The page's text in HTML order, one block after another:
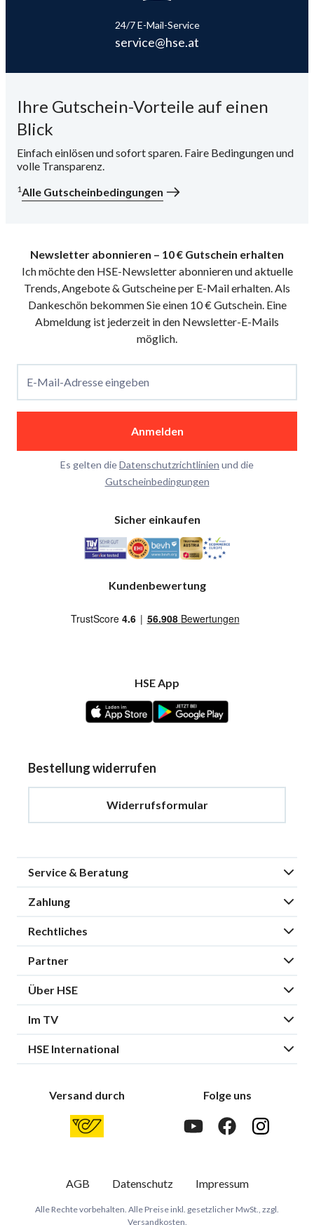
24/7 E-Mail-Service
service@hse.at
Ihre Gutschein-Vorteile auf einen
Blick
Einfach einlösen und sofort sparen. Faire Bedingungen und
volle Transparenz.
1Alle Gutscheinbedingungen
Newsletter abonnieren – 10 € Gutschein erhalten
Ich möchte den HSE-Newsletter abonnieren und aktuelle
Trends, Angebote & Gutscheine per E-Mail erhalten. Als
Dankeschön bekommen Sie einen 10 € Gutschein. Eine
Abmeldung ist jederzeit in den Newsletter-E-Mails
möglich.
E-Mail-Adresse eingeben
Anmelden
Es gelten dieDatenschutzrichtlinien und die
Gutscheinbedingungen
Sicher einkaufen
Kundenbewertung
HSE App
Bestellung widerrufen
Widerrufsformular
Service & Beratung
Zahlung
Rechtliches
Partner
Über HSE
Im TV
HSE International
Versand durch Folge uns
AGB Datenschutz Impressum
Alle Rechte vorbehalten. Alle Preise inkl. gesetzlicher MwSt., zzgl.
Versandkosten.